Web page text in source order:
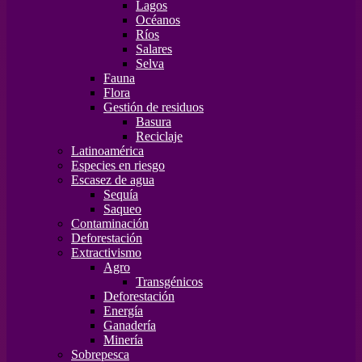
Lagos
Océanos
Ríos
Salares
Selva
Fauna
Flora
Gestión de residuos
Basura
Reciclaje
Latinoamérica
Especies en riesgo
Escasez de agua
Sequía
Saqueo
Contaminación
Deforestación
Extractivismo
Agro
Transgénicos
Deforestación
Energía
Ganadería
Minería
Sobrepesca